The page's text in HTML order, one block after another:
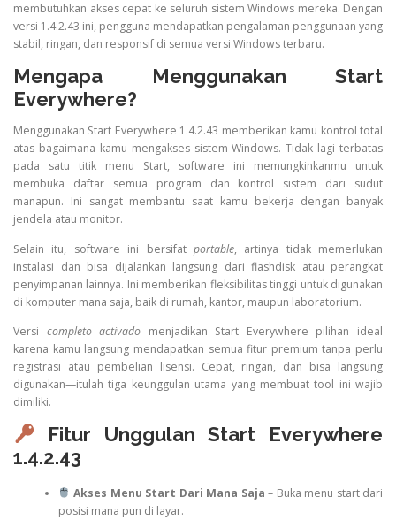
membutuhkan akses cepat ke seluruh sistem Windows mereka. Dengan
versi 1.4.2.43 ini, pengguna mendapatkan pengalaman penggunaan yang
stabil, ringan, dan responsif di semua versi Windows terbaru.
Mengapa Menggunakan Start
Everywhere?
Menggunakan Start Everywhere 1.4.2.43 memberikan kamu kontrol total
atas bagaimana kamu mengakses sistem Windows. Tidak lagi terbatas
pada satu titik menu Start, software ini memungkinkanmu untuk
membuka daftar semua program dan kontrol sistem dari sudut
manapun. Ini sangat membantu saat kamu bekerja dengan banyak
jendela atau monitor.
Selain itu, software ini bersifat portable, artinya tidak memerlukan
instalasi dan bisa dijalankan langsung dari flashdisk atau perangkat
penyimpanan lainnya. Ini memberikan fleksibilitas tinggi untuk digunakan
di komputer mana saja, baik di rumah, kantor, maupun laboratorium.
Versi completo activado menjadikan Start Everywhere pilihan ideal
karena kamu langsung mendapatkan semua fitur premium tanpa perlu
registrasi atau pembelian lisensi. Cepat, ringan, dan bisa langsung
digunakan—itulah tiga keunggulan utama yang membuat tool ini wajib
dimiliki.
Fitur Unggulan Start Everywhere
1.4.2.43
Akses Menu Start Dari Mana Saja – Buka menu start dari
posisi mana pun di layar.